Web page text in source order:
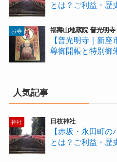
とは？ご利益・歴
お寺 福壽山地蔵院 普光明寺
【普光明寺｜新
尊御開帳と特別御
人気記事
神社 日枝神社
【赤坂・永田町
とは？ご利益・歴